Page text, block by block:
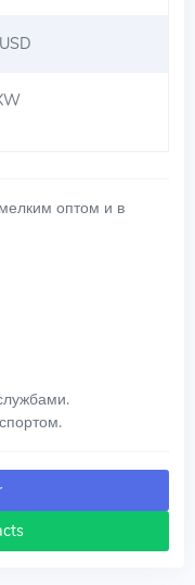
оптом и в